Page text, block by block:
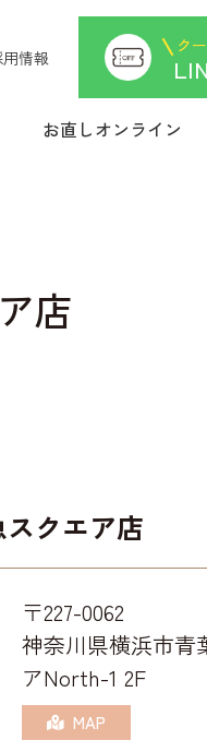
情報
ク
ンの裾上げ
お直しオンライン
店
クエア店
〒227-0062
神奈川県横浜市青
アNorth-1 2F
MAP